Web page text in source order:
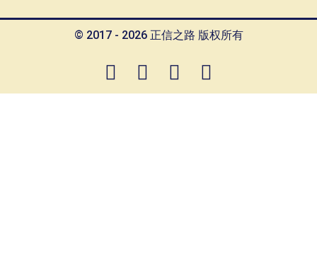
© 2017 - 2026 正信之路 版权所有